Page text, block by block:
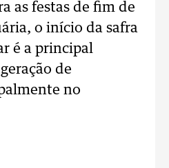
as festas de fim de
o início da safra
é a principal
de
no